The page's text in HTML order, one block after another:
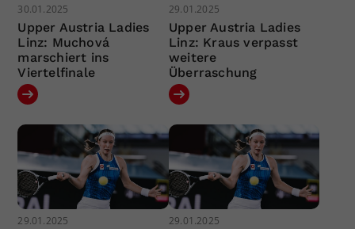
30.01.2025
Upper Austria Ladies
Linz: Muchová
marschiert ins
Viertelfinale
29.01.2025
Upper Austria Ladies
Linz: Kraus verpasst
weitere
Überraschung
29.01.2025 29.01.2025